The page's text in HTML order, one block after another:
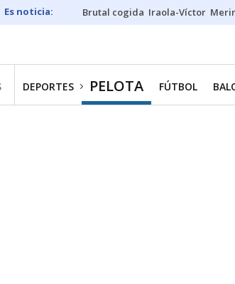
Brutal cogida Iraola-Víctor
DEPORTES PELOTA FÚTBOL